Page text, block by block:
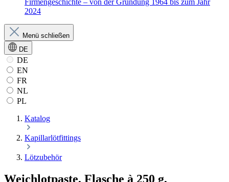
Menü schließen
DE
DE
EN
FR
NL
PL
Katalog
Kapillarlötfittings
Lötzubehör
Weichlotpaste, Flasche à 250 g,